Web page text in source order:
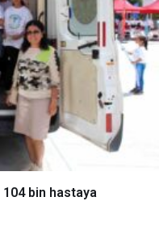
104 bin hastaya